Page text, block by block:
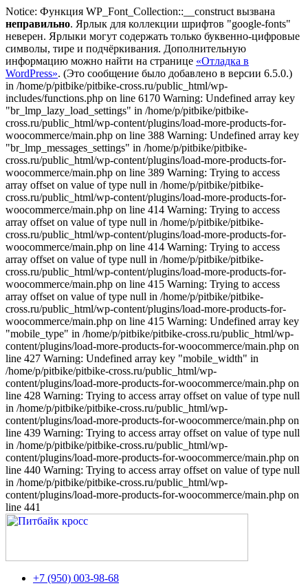
Notice: Функция WP_Font_Collection::__construct вызвана
неправильно. Ярлык для коллекции шрифтов "google-fonts"
неверен. Ярлыки могут содержать только буквенно-цифровые
символы, тире и подчёркивания. Дополнительную
информацию можно найти на странице «Отладка в
WordPress». (Это сообщение было добавлено в версии 6.5.0.)
in /home/p/pitbike/pitbike-cross.ru/public_html/wp-
includes/functions.php on line 6170 Warning: Undefined array key
"br_lmp_lazy_load_settings" in /home/p/pitbike/pitbike-
cross.ru/public_html/wp-content/plugins/load-more-products-for-
woocommerce/main.php on line 388 Warning: Undefined array key
"br_lmp_messages_settings" in /home/p/pitbike/pitbike-
cross.ru/public_html/wp-content/plugins/load-more-products-for-
woocommerce/main.php on line 389 Warning: Trying to access
array offset on value of type null in /home/p/pitbike/pitbike-
cross.ru/public_html/wp-content/plugins/load-more-products-for-
woocommerce/main.php on line 414 Warning: Trying to access
array offset on value of type null in /home/p/pitbike/pitbike-
cross.ru/public_html/wp-content/plugins/load-more-products-for-
woocommerce/main.php on line 414 Warning: Trying to access
array offset on value of type null in /home/p/pitbike/pitbike-
cross.ru/public_html/wp-content/plugins/load-more-products-for-
woocommerce/main.php on line 415 Warning: Trying to access
array offset on value of type null in /home/p/pitbike/pitbike-
cross.ru/public_html/wp-content/plugins/load-more-products-for-
woocommerce/main.php on line 415 Warning: Undefined array key
"mobile_type" in /home/p/pitbike/pitbike-cross.ru/public_html/wp-
content/plugins/load-more-products-for-woocommerce/main.php on
line 427 Warning: Undefined array key "mobile_width" in
/home/p/pitbike/pitbike-cross.ru/public_html/wp-
content/plugins/load-more-products-for-woocommerce/main.php on
line 428 Warning: Trying to access array offset on value of type null
in /home/p/pitbike/pitbike-cross.ru/public_html/wp-
content/plugins/load-more-products-for-woocommerce/main.php on
line 439 Warning: Trying to access array offset on value of type null
in /home/p/pitbike/pitbike-cross.ru/public_html/wp-
content/plugins/load-more-products-for-woocommerce/main.php on
line 440 Warning: Trying to access array offset on value of type null
in /home/p/pitbike/pitbike-cross.ru/public_html/wp-
content/plugins/load-more-products-for-woocommerce/main.php on
line 441
+7 (950) 003-98-68